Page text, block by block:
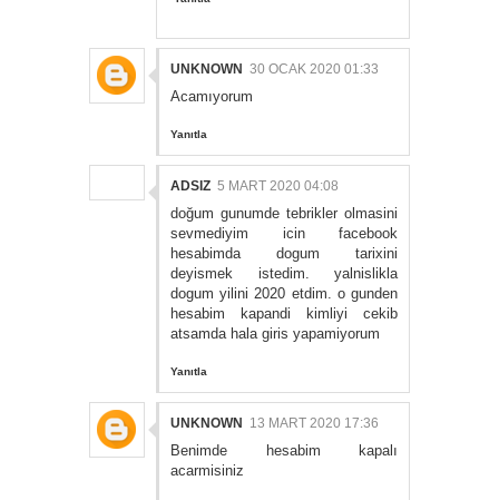
UNKNOWN 30 OCAK 2020 01:33
Acamıyorum
Yanıtla
ADSIZ 5 MART 2020 04:08
doğum gunumde tebrikler olmasini
sevmediyim icin facebook
hesabimda dogum tarixini
deyismek istedim. yalnislikla
dogum yilini 2020 etdim. o gunden
hesabim kapandi kimliyi cekib
atsamda hala giris yapamiyorum
Yanıtla
UNKNOWN 13 MART 2020 17:36
Benimde hesabim kapalı
acarmisiniz